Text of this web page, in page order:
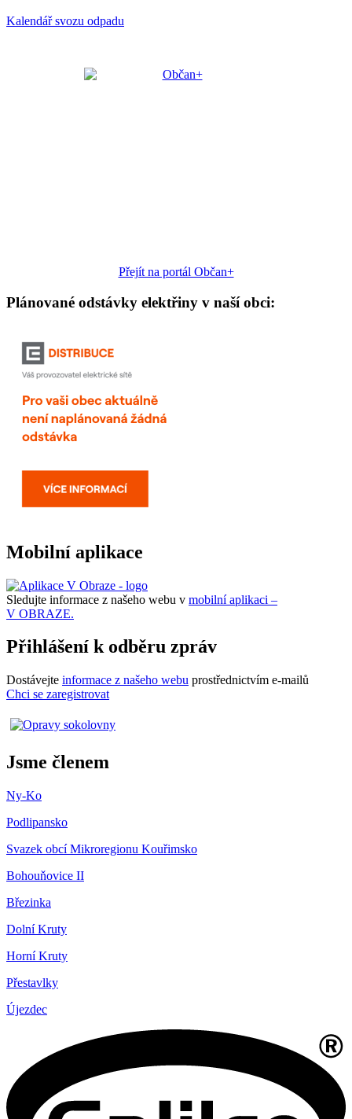
Kalendář svozu odpadu
Přejít na portál Občan+
Plánované odstávky elektřiny v naší obci:
Mobilní aplikace
Sledujte informace z našeho webu v mobilní aplikaci –
V OBRAZE.
Přihlášení k odběru zpráv
Dostávejte informace z našeho webu prostřednictvím e-mailů
Chci se zaregistrovat
Jsme členem
Ny-Ko
Podlipansko
Svazek obcí Mikroregionu Kouřimsko
Bohouňovice II
Březinka
Dolní Kruty
Horní Kruty
Přestavlky
Újezdec